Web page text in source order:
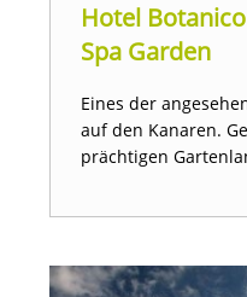
Hotel
Spa Garden
Eines der
auf den Kanaren.
prächtigen